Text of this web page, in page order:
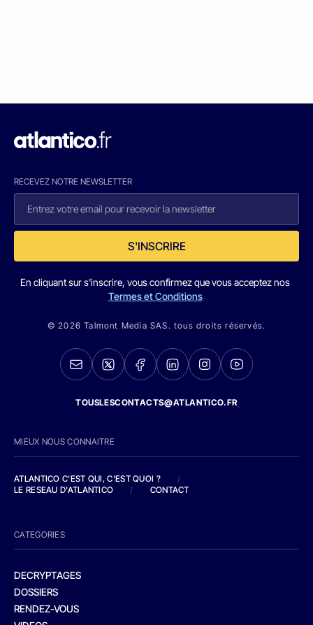
RECEVEZ NOTRE NEWSLETTER
S'INSCRIRE
En cliquant sur s'inscrire, vous confirmez que vous acceptez nos
Termes et Conditions
© 2026 Talmont Media SAS. tous droits réservés.
TOUSLESCONTACTS@ATLANTICO.FR
MIEUX NOUS CONNAITRE
ATLANTICO C'EST QUI, C'EST QUOI ?
/
LE RESEAU D'ATLANTICO
/ CONTACT
CATEGORIES
DECRYPTAGES
DOSSIERS
RENDEZ-VOUS